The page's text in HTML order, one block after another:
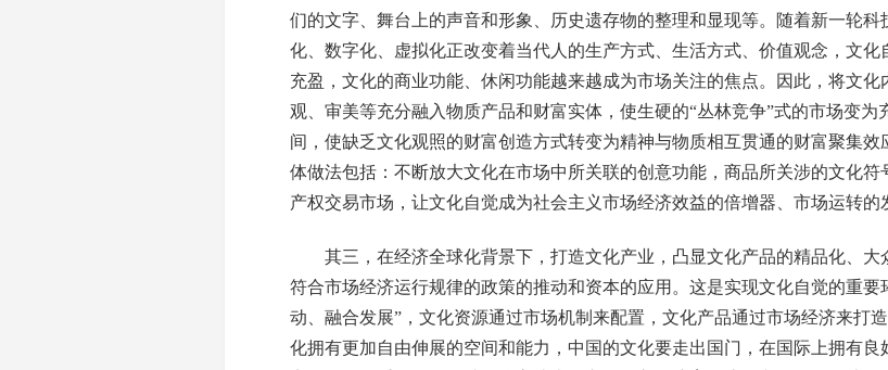
们的文字、舞台上的声音和形象、历史遗存物的整理和显现等。随着新一轮
化、数字化、虚拟化正改变着当代人的生产方式、生活方式、价值观念，文
充盈，文化的商业功能、休闲功能越来越成为市场关注的焦点。因此，将文
观、审美等充分融入物质产品和财富实体，使生硬的“丛林竞争”式的市场变为
间，使缺乏文化观照的财富创造方式转变为精神与物质相互贯通的财富聚集
体做法包括：不断放大文化在市场中所关联的创意功能，商品所关涉的文化
产权交易市场，让文化自觉成为社会主义市场经济效益的倍增器、市场运转的
其三，在经济全球化背景下，打造文化产业，凸显文化产品的精品化、大
符合市场经济运行规律的政策的推动和资本的应用。这是实现文化自觉的重
动、融合发展”，文化资源通过市场机制来配置，文化产品通过市场经济来打
化拥有更加自由伸展的空间和能力，中国的文化要走出国门，在国际上拥有